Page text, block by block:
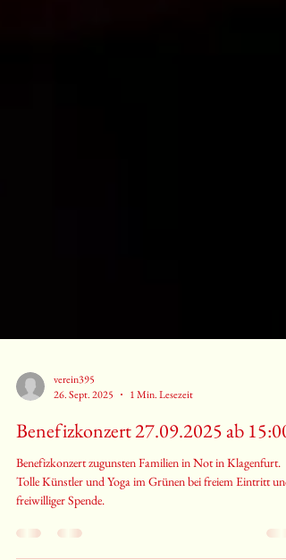
26. Sept. 2025
1 Min. Lesezeit
Benefizkonzert 27.09.2025 ab
Benefizkonzert zugunsten Familien in Not in Klagenfurt.
freiwilliger Spende.